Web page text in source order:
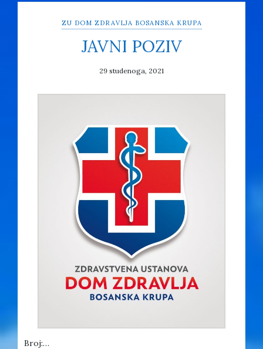
ZU DOM ZDRAVLJA BOSANSKA KRUPA
JAVNI POZIV
29 studenoga, 2021
Broj:…